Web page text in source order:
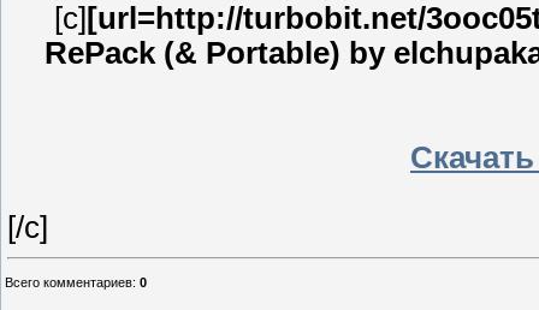
[c] [url=http://turbobit.net/
RePack (& Portable) by
[/c]
Всего комментариев: 0